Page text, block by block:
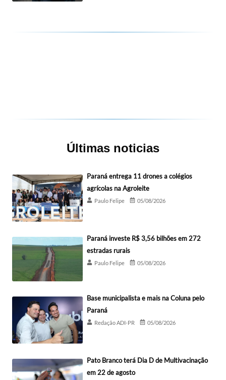
Últimas noticias
Paraná entrega 11 drones a colégios
agrícolas na Agroleite
Paulo Felipe 05/08/2026
Paraná investe R$ 3,56 bilhões em 272
estradas rurais
Paulo Felipe 05/08/2026
Base municipalista e mais na Coluna pelo
Paraná
Redação ADI-PR 05/08/2026
Pato Branco terá Dia D de Multivacinação
em 22 de agosto